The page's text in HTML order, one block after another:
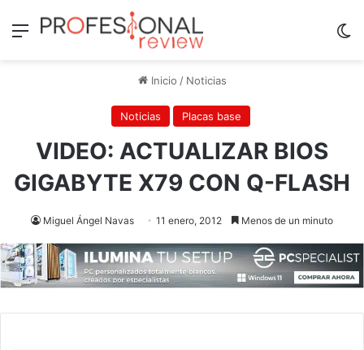
Menú
Inicio / Noticias
Noticias Placas base
VIDEO: ACTUALIZAR BIOS
GIGABYTE X79 CON Q-FLASH
Miguel Ángel Navas 11 enero, 2012 Menos de un minuto